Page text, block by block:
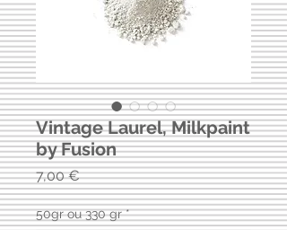
Vintage Laurel, Milkpaint
by Fusion
7,00 €Prix
50gr ou 330 gr *